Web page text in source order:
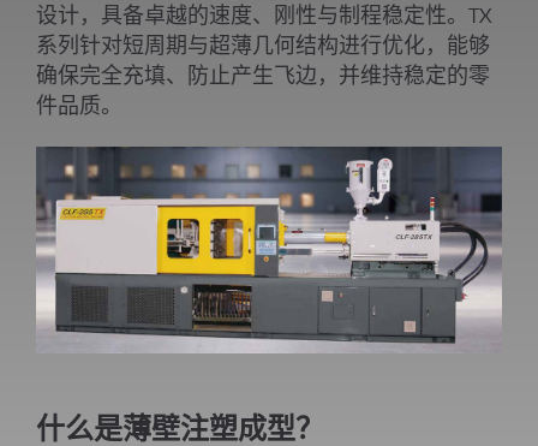
设计，具备卓越的速度、刚性与制程稳定性。TX
系列针对短周期与超薄几何结构进行优化，能够
确保完全充填、防止产生飞边，并维持稳定的零
件品质。
什么是薄壁注塑成型？